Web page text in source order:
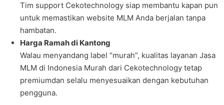
Tim support Cekotechnology siap membantu kapan pun
untuk memastikan website MLM Anda berjalan tanpa
hambatan.
Harga Ramah di Kantong
Walau menyandang label “murah”, kualitas layanan Jasa
MLM di Indonesia Murah dari Cekotechnology tetap
premiumdan selalu menyesuaikan dengan kebutuhan
pengguna.